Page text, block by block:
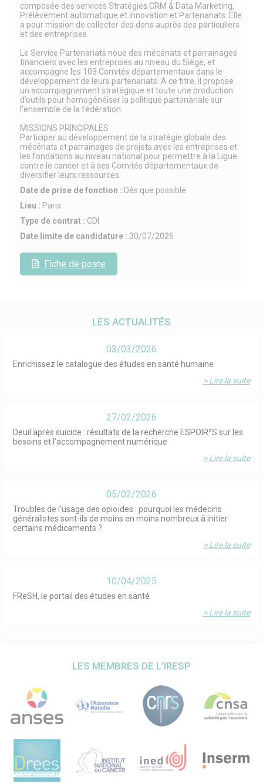
composée des services Stratégies CRM & Data Marketing,
Prélèvement automatique et Innovation et Partenariats. Elle
a pour mission de collecter des dons auprès des particuliers
et des entreprises.
Le Service Partenariats noue des mécénats et parrainages
financiers avec les entreprises au niveau du Siège, et
accompagne les 103 Comités départementaux dans le
développement de leurs partenariats. A ce titre, il propose
un accompagnement stratégique et toute une production
d’outils pour homogénéiser la politique partenariale sur
l’ensemble de la fédération
MISSIONS PRINCIPALES
Participer au développement de la stratégie globale des
mécénats et parrainages de projets avec les entreprises et
les fondations au niveau national pour permettre à la Ligue
contre le cancer et à ses Comités départementaux de
diversifier leurs ressources.
Date de prise de fonction : Dès que possible
Lieu : Paris
Type de contrat : CDI
Date limite de candidature : 30/07/2026
Fiche de poste
LES ACTUALITÉS
03/03/2026
Enrichissez le catalogue des études en santé humaine
> Lire la suite
27/02/2026
Deuil après suicide : résultats de la recherche ESPOIR²S sur les
besoins et l’accompagnement numérique
> Lire la suite
05/02/2026
Troubles de l’usage des opioïdes : pourquoi les médecins
généralistes sont-ils de moins en moins nombreux à initier
certains médicaments ?
> Lire la suite
10/04/2025
FReSH, le portail des études en santé
> Lire la suite
LES MEMBRES DE L'IRESP